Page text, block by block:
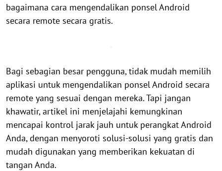
bagaimana cara mengendalikan ponsel Android
secara remote secara gratis.
Bagi sebagian besar pengguna, tidak mudah memilih
aplikasi untuk mengendalikan ponsel Android secara
remote yang sesuai dengan mereka. Tapi jangan
khawatir, artikel ini menjelajahi kemungkinan
mencapai kontrol jarak jauh untuk perangkat Android
Anda, dengan menyoroti solusi-solusi yang gratis dan
mudah digunakan yang memberikan kekuatan di
tangan Anda.